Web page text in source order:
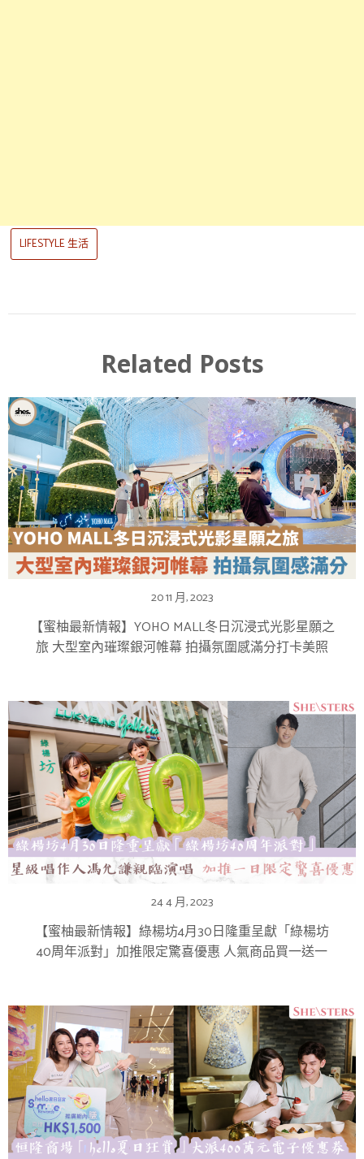
LIFESTYLE 生活
Related Posts
20 11 月, 2023
【蜜柚最新情報】YOHO MALL冬日沉浸式光影星願之
旅 大型室內璀璨銀河帷幕 拍攝氛圍感滿分打卡美照
24 4 月, 2023
【蜜柚最新情報】綠楊坊4月30日隆重呈獻「綠楊坊
40周年派對」加推限定驚喜優惠 人氣商品買一送一